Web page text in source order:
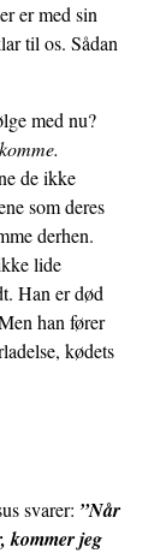
er med sin
til os. Sådan
med nu?
de ikke
som deres
derhen.
lide
Han er død
han fører
kødets
svarer: ”Når
kommer jeg